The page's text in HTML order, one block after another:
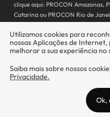
clique aqui: PROCON Amazonas,
Catarina ou PROCON Rio de
prestando os serviços de
crédito), conforme a regulação